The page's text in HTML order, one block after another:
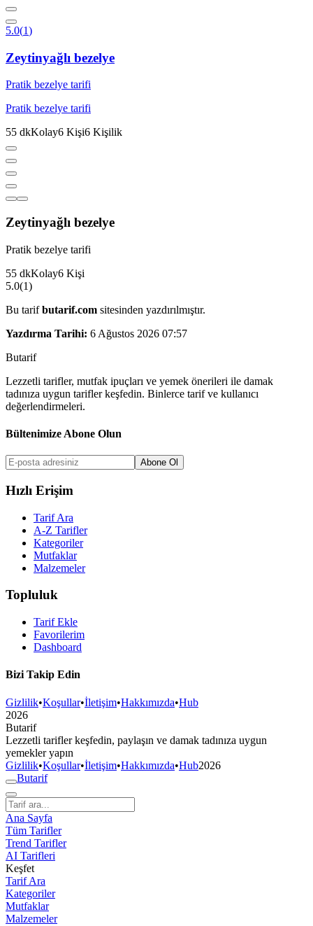
5.0(1)
Zeytinyağlı bezelye
Pratik bezelye tarifi
Pratik bezelye tarifi
55 dkKolay6 Kişi6 Kişilik
Zeytinyağlı bezelye
Pratik bezelye tarifi
55 dkKolay6 Kişi
5.0(1)
Bu tarifbutarif.com sitesinden yazdırılmıştır.
Yazdırma Tarihi: 6 Ağustos 2026 07:57
Butarif
Lezzetli tarifler, mutfak ipuçları ve yemek önerileri ile damak
tadınıza uygun tarifler keşfedin. Binlerce tarif ve kullanıcı
değerlendirmeleri.
Bültenimize Abone Olun
Abone Ol
Hızlı Erişim
Tarif Ara
A-Z Tarifler
Kategoriler
Mutfaklar
Malzemeler
Topluluk
Tarif Ekle
Favorilerim
Dashboard
Bizi Takip Edin
Gizlilik•Koşullar•İletişim•Hakkımızda•Hub
2026
Butarif
Lezzetli tarifler keşfedin, paylaşın ve damak tadınıza uygun
yemekler yapın
Gizlilik•Koşullar•İletişim•Hakkımızda•Hub2026
Butarif
Ana Sayfa
Tüm Tarifler
Trend Tarifler
AI Tarifleri
Keşfet
Tarif Ara
Kategoriler
Mutfaklar
Malzemeler